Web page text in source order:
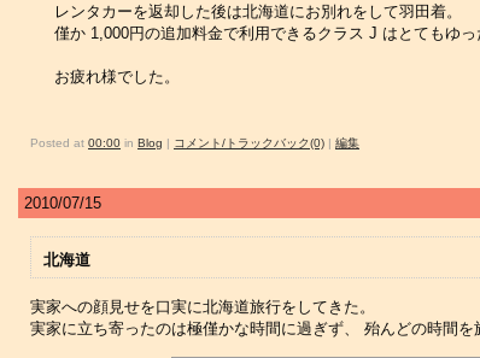
レンタカーを返却した後は北海道にお別れをして羽田着。
僅か 1,000円の追加料金で利用できるクラス J はとてもゆ
お疲れ様でした。
Posted at 00:00 in Blog | コメント/トラックバック(0) | 編集
2010/07/15
北海道
実家への顔見せを口実に北海道旅行をしてきた。
実家に立ち寄ったのは極僅かな時間に過ぎず、 殆んどの時間